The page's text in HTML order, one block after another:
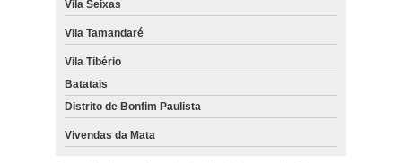
Vila Seixas
Vila Tamandaré
Vila Tibério
Batatais
Distrito de Bonfim Paulista
Vivendas da Mata